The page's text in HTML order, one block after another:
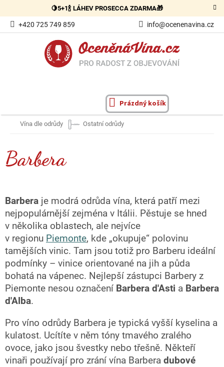
obsah
🍋5+1🍾 LÁHEV PROSECCA ZDARMA🎁
+420 725 749 859 info@ocenenavina.cz
NÁKUPNÍ
KOŠÍK
Prázdný košík
Vína dle odrůdy Ostatní odrůdy
Barbera
Barbera je modrá odrůda vína, která patří mezi
nejpopulárnější zejména v Itálii. Pěstuje se hned
v několika oblastech, ale nejvíce
v regionu Piemonte, kde „okupuje“ polovinu
tamějších vinic. Tam jsou totiž pro Barberu ideální
podmínky – vinice orientované na jih a půda
bohatá na vápenec. Nejlepší zástupci Barbery z
Piemonte nesou označení Barbera d'Asti a Barbera
d'Alba.
Pro víno odrůdy Barbera je typická vyšší kyselina a
kulatost. Ucítíte v něm tóny tmavého zralého
ovoce, jako jsou švestky nebo třešně. Někteří
vinaři používají pro zrání vína Barbera dubové